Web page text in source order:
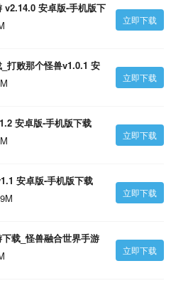
v2.14.0 安卓版-手机版下
立即下载
打败那个怪兽v1.0.1 安
立即下载
安卓版-手机版下载
立即下载
安卓版-手机版下载
立即下载
载_怪兽融合世界手游
立即下载